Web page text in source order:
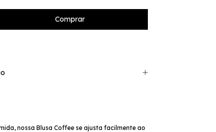
nossa Blusa Coffee se ajusta facilmente ao